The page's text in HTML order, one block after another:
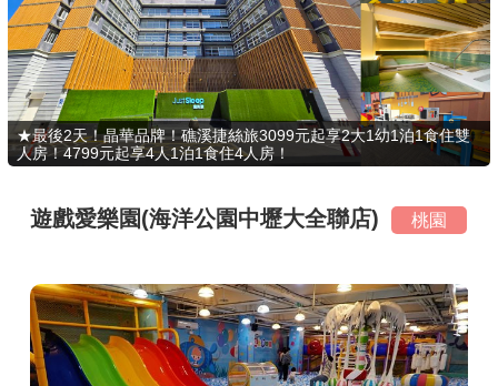
搜尋景點
好康優惠
最新消息
最新留言
商家合作
推薦景點
★最後2天！晶華品牌！礁溪捷絲旅3099元起享2大1幼1泊1食住雙
人房！4799元起享4人1泊1食住4人房！
遊戲愛樂園(海洋公園中壢大全聯店) 桃園